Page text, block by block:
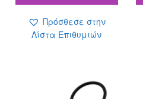
Πρόσθεσε στην
Λίστα Επιθυμιών